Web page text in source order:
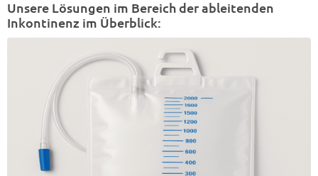
Unsere Lösungen im Bereich der ableitenden
Inkontinenz im Überblick: